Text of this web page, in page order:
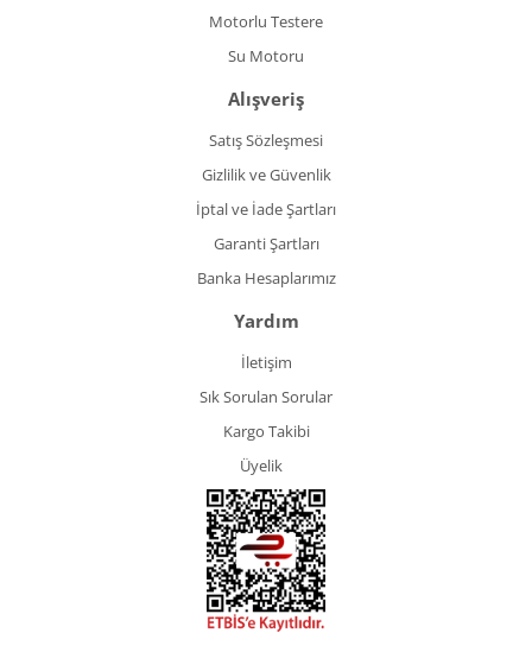
Motorlu Testere
Su Motoru
Alışveriş
Satış Sözleşmesi
Gizlilik ve Güvenlik
İptal ve İade Şartları
Garanti Şartları
Banka Hesaplarımız
Yardım
İletişim
Sık Sorulan Sorular
Kargo Takibi
Üyelik